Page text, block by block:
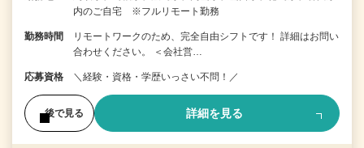
内のご自宅 ※フルリモート勤務
勤務時間
リモートワークのため、完全自由シフトです！ 詳細はお問い
合わせください。 ＜会社営…
応募資格 ＼経験・資格・学歴いっさい不問！／
後で見る 詳細を見る